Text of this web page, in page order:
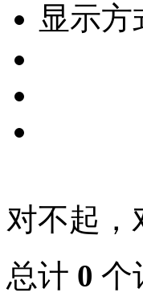
显示方
对不起，
总计 0 个